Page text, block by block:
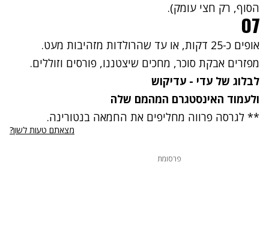
הסוף, רק חצי עומק).
07
אופים כ-25 דקות, או עד שהרולדות מזהיבות מעט.
מפזרים אבקת סוכר, מחכים שיצטננו, פורסים וזוללים.
לבלוג של עדי - עדיקוש
ולעמוד האינסטגרם המהמם שלה
** לגרסה פרווה מחליפים את החמאה בנטורינה.
מצאתם טעות לשון?
פרסומת